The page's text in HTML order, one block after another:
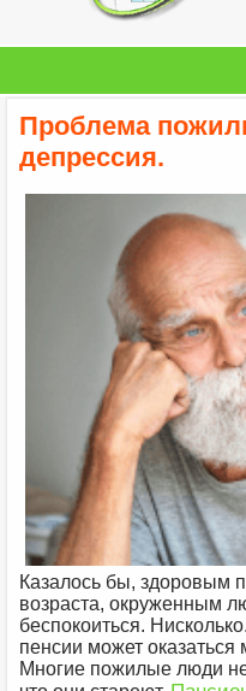
Проблема
депрессия.
Казалось бы, здоровым
возраста, окруженным
беспокоиться.
пенсии может оказаться
Многие пожилые люди